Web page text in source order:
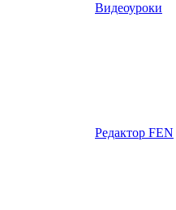
Видеоуроки
Редактор FEN